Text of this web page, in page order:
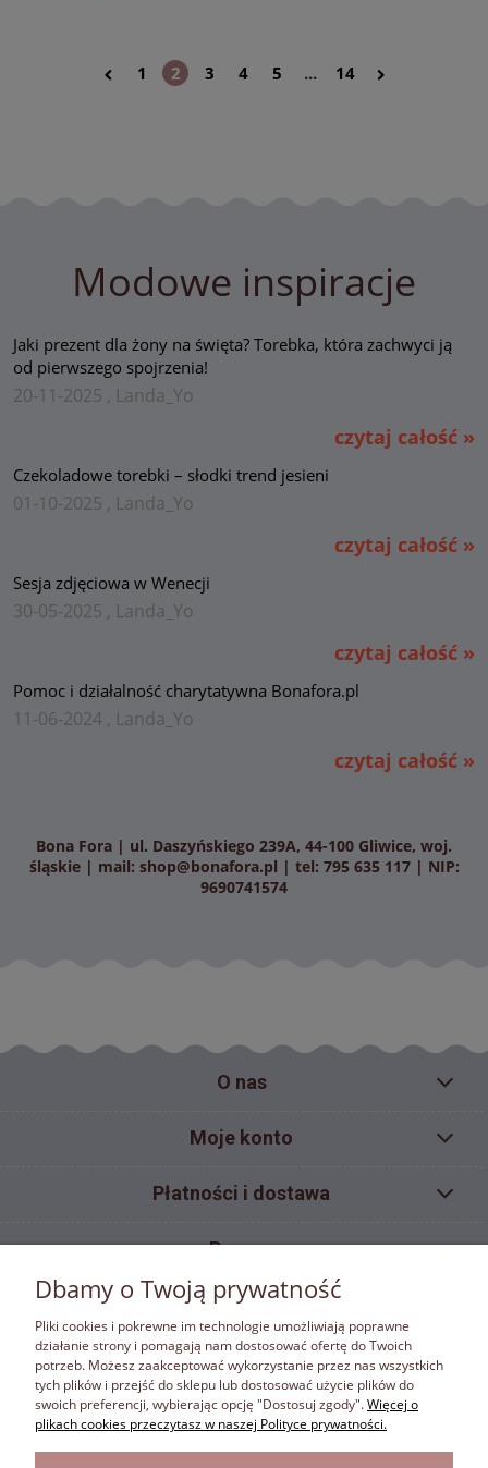
1 2 3 4 5 ... 14
Modowe inspiracje
Jaki prezent dla żony na święta? Torebka, która zachwyci ją
od pierwszego spojrzenia!
20-11-2025 , Landa_Yo
czytaj całość »
Czekoladowe torebki – słodki trend jesieni
01-10-2025 , Landa_Yo
czytaj całość »
Sesja zdjęciowa w Wenecji
30-05-2025 , Landa_Yo
czytaj całość »
Pomoc i działalność charytatywna Bonafora.pl
11-06-2024 , Landa_Yo
czytaj całość »
Bona Fora | ul. Daszyńskiego 239A, 44-100 Gliwice, woj.
śląskie | mail: shop@bonafora.pl | tel: 795 635 117 | NIP:
9690741574
O nas
Moje konto
Płatności i dostawa
Pomoc
Informacje
ZAKAZ KOPIOWANIA
Materiały umieszczone w sklepie internetowym bonafora.pl objęte są ochroną wynikającą z
ustawy z dnia 4 lutego 1994 r. o prawie autorskim i prawach pokrewnych. Właścicielem
autorskich praw majątkowych jest firma Bona Fora. Właściciel autorskich praw majątkowych
zastrzega w rozumieniu art. 25 ust.1 pkt.1 ustawy z dnia 4 lutego 1994 r. o prawie autorskim
Dbamy o Twoją prywatność
Pliki cookies i pokrewne im technologie umożliwiają poprawne
działanie strony i pomagają nam dostosować ofertę do Twoich
potrzeb. Możesz zaakceptować wykorzystanie przez nas wszystkich
tych plików i przejść do sklepu lub dostosować użycie plików do
swoich preferencji, wybierając opcję "Dostosuj zgody".Więcej o
plikach cookies przeczytasz w naszej Polityce prywatności.